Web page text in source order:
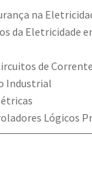
na
da Eletricidade
de
Industrial
Lógicos